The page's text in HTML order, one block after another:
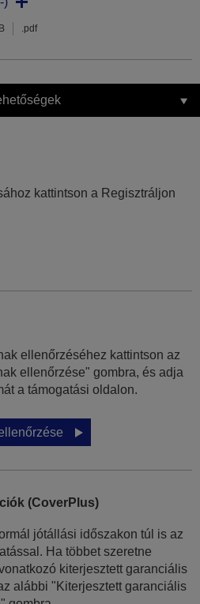
.pdf
kattintson a Regisztráljon
ellenőrzéséhez kattintson az
ellenőrzése" gombra, és adja
a támogatási oldalon.
(CoverPlus)
jótállási időszakon túl is az
Ha többet szeretne
kiterjesztett garanciális
alábbi "Kiterjesztett garanciális